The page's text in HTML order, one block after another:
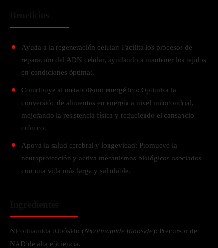
Ayuda a la regeneración celular: Facilita los procesos de
reparación del ADN celular, ayudando a mantener los tejidos
en condiciones óptimas.
Contribuye al metabolismo energético: Optimiza la
conversión de alimentos en energía a nivel mitocondrial,
mejorando la resistencia física y reduciendo el cansancio
crónico.
Apoya la salud cerebral y longevidad: Promueve la
neuroprotección y activa mecanismos biológicos asociados
con una vida más larga y saludable.
Nicotinamida Ribósido (Nicotinamide Riboside): Precursor de
NAD de alta eficiencia.